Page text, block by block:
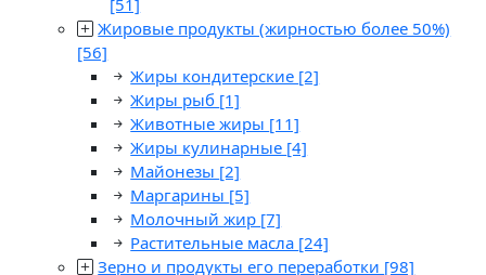
[51]
Жировые продукты (жирностью более 50%)
[56]
Жиры кондитерские [2]
Жиры рыб [1]
Животные жиры [11]
Жиры кулинарные [4]
Майонезы [2]
Маргарины [5]
Молочный жир [7]
Растительные масла [24]
Зерно и продукты его переработки [98]